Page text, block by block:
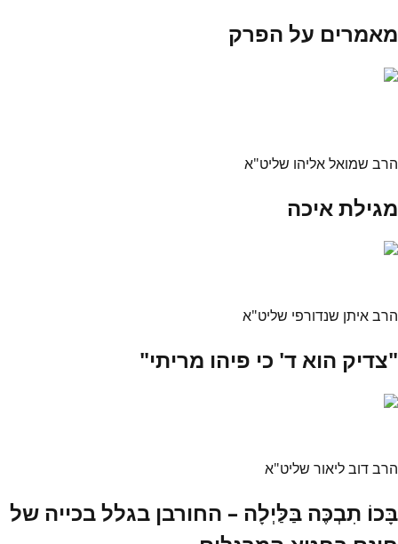
מאמרים על הפרק
הרב שמואל אליהו שליט"א
מגילת איכה
הרב איתן שנדורפי שליט"א
"צדיק הוא ד' כי פיהו מריתי"
הרב דוב ליאור שליט"א
בָּכוֹ תִבְכֶּה בַּלַּיְלָה – החורבן בגלל בכייה של